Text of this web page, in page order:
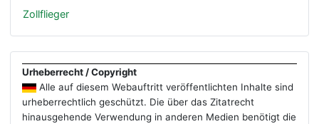
Zollflieger
Urheberrecht / Copyright
Alle auf diesem Webauftritt veröffentlichten Inhalte sind
urheberrechtlich geschützt. Die über das Zitatrecht
hinausgehende Verwendung in anderen Medien benötigt die